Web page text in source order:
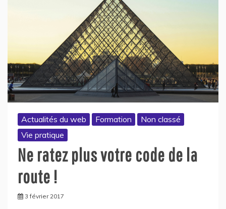
Actualités du web Formation
Non classé
Vie pratique
Ne ratez plus votre code de la
route !
3 février 2017